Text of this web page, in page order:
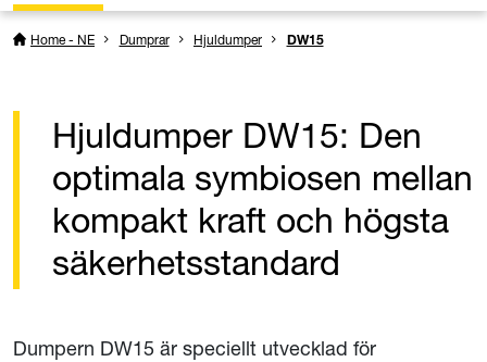
Home - NE Dumprar Hjuldumper DW15
Hjuldumper DW15: Den
optimala symbiosen mellan
kompakt kraft och högsta
säkerhetsstandard
Dumpern DW15 är speciellt utvecklad för